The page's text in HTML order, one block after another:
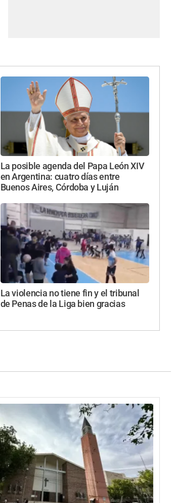
La posible agenda del Papa León XIV
en Argentina: cuatro días entre
Buenos Aires, Córdoba y Luján
La violencia no tiene fin y el tribunal
de Penas de la Liga bien gracias